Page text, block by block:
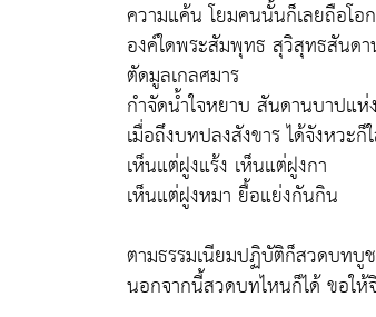
ความแค้น โยมคนนั้นก็เลยถือโอ
องค์ใดพระสัมพุทธ สุวิสุทธสันด
ตัดมูลเกลศมาร
กำจัดน้ำใจหยาบ สันดานบาปแ
เมื่อถึงบทปลงสังขาร ได้จังหวะก็
เห็นแต่ฝูงแร้ง เห็นแต่ฝูงกา
เห็นแต่ฝูงหมา ยื้อแย่งกันกิน
ตามธรรมเนียมปฏิบัติก็สวดบท
นอกจากนี้สวดบทไหนก็ได้ ขอใ